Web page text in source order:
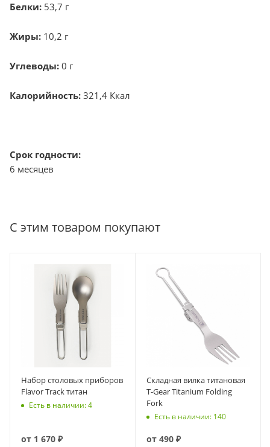
Белки: 53,7 г
Жиры: 10,2 г
Углеводы: 0 г
Калорийность: 321,4 Ккал
Срок годности:
6 месяцев
С этим товаром покупают
Набор столовых приборов
Flavor Track титан
Есть в наличии: 4
от 1 670 ₽
Складная вилка титановая
T-Gear Titanium Folding
Fork
Есть в наличии: 140
от 490 ₽